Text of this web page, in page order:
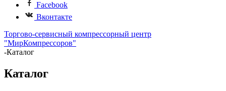
Facebook
Вконтакте
Торгово-сервисный компрессорный центр
"МирКомпрессоров"
-Каталог
Каталог